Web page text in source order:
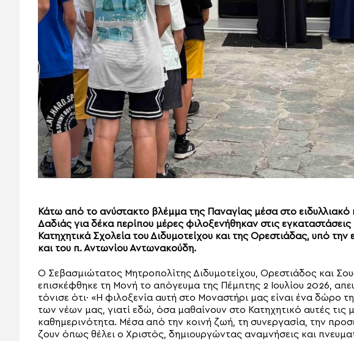
Κάτω από το ανύστακτο βλέμμα της Παναγίας μέσα στο ειδυλλιακό
Δαδιάς για δέκα περίπου μέρες φιλοξενήθηκαν στις εγκαταστάσεις
Κατηχητικά Σχολεία του Διδυμοτείχου και της Ορεστιάδας, υπό
και του π. Αντωνίου Αντωνακούδη.
Ο Σεβασμιώτατος Μητροπολίτης Διδυμοτείχου, Ορεστιάδος και
επισκέφθηκε τη Μονή το απόγευμα της Πέμπτης 2 Ιουλίου 2026,
τόνισε ότι· «Η φιλοξενία αυτή στο Μοναστήρι μας είναι ένα δώρο
των νέων μας, γιατί εδώ, όσα μαθαίνουν στο Κατηχητικό αυτές τις
καθημερινότητα. Μέσα από την κοινή ζωή, τη συνεργασία, την
ζουν όπως θέλει ο Χριστός, δημιουργώντας αναμνήσεις και